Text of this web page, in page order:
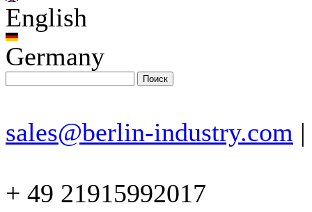
English
Germany
sales@berlin-industry.com |
+ 49 21915992017